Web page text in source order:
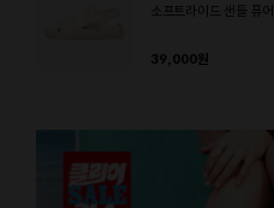
소프트라이드 샌들 퓨어
39,000원